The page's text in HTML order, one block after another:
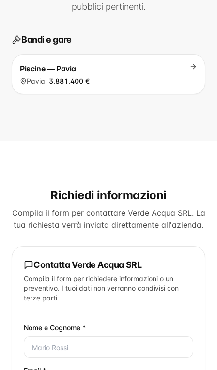
pubblici pertinenti.
Bandi e gare
Piscine — Pavia
Pavia 3.881.400 €
Richiedi informazioni
Compila il form per contattare Verde Acqua SRL. La
tua richiesta verrà inviata direttamente all'azienda.
ContattaVerde Acqua SRL
Compila il form per richiedere informazioni o un
preventivo. I tuoi dati non verranno condivisi con
terze parti.
Nome e Cognome *